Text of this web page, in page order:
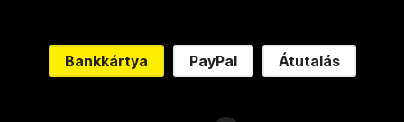
Bankkártya PayPal Átutalás